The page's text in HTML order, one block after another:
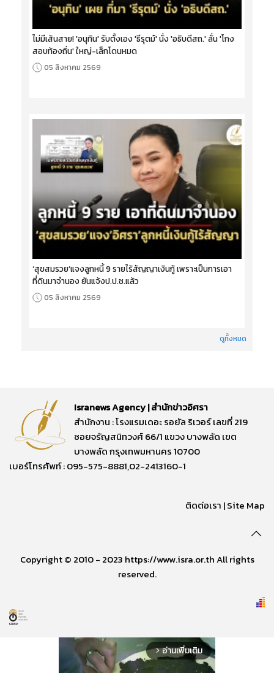
ไม่มีเส้นสาย! 'อนุทิน' รับตั้งเอง 'ธีรุตม์' นั่ง 'อธิบดีสถ.' ลั่น 'โกง
สอบท้องถิ่น' ใหญ่-เล็กโดนหมด
05 สิงหาคม 2569
‘สุขสมรวย’แจงลูกหนี้ 9 รายไร้สัญญาเงินกู้ เพราะเป็นการเอา
ที่ดินมาจำนอง ยันแจ้งป.ป.ช.แล้ว
05 สิงหาคม 2569
ดูทั้งหมด
Isranews Agency | สำนักข่าวอิศรา
สำนักงาน : โรงแรมเดอะ รอยัล ริเวอร์ เลขที่ 219
ซอยจรัญสนิทวงศ์ 66/1 แขวง บางพลัด เขต
บางพลัด กรุงเทพมหานคร 10700
เบอร์โทรศัพท์ : 095-575-8881,02-2413160-1
ติดต่อเรา |Site Map
Copyright © 2010 - 2023 https://www.isra.or.th All rights
reserved.
arrow_forward_ios อ่านเพิ่มเติม